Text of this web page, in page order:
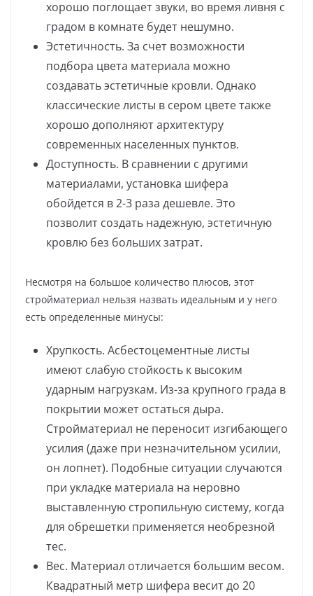
хорошо поглощает звуки, во время ливня с
градом в комнате будет нешумно.
Эстетичность. За счет возможности
подбора цвета материала можно
создавать эстетичные кровли. Однако
классические листы в сером цвете также
хорошо дополняют архитектуру
современных населенных пунктов.
Доступность. В сравнении с другими
материалами, установка шифера
обойдется в 2-3 раза дешевле. Это
позволит создать надежную, эстетичную
кровлю без больших затрат.
Несмотря на большое количество плюсов, этот
стройматериал нельзя назвать идеальным и у него
есть определенные минусы:
Хрупкость. Асбестоцементные листы
имеют слабую стойкость к высоким
ударным нагрузкам. Из-за крупного града в
покрытии может остаться дыра.
Стройматериал не переносит изгибающего
усилия (даже при незначительном усилии,
он лопнет). Подобные ситуации случаются
при укладке материала на неровно
выставленную стропильную систему, когда
для обрешетки применяется необрезной
тес.
Вес. Материал отличается большим весом.
Квадратный метр шифера весит до 20